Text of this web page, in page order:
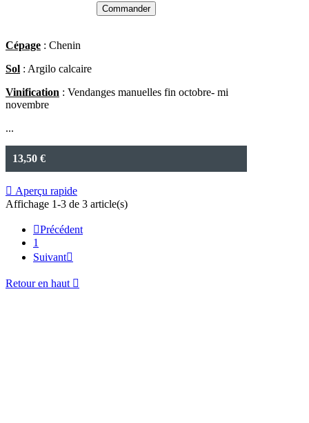
Commander
Cépage : Chenin
Sol : Argilo calcaire
Vinification : Vendanges manuelles fin octobre- mi
novembre
...
13,50 €
 Aperçu rapide
Affichage 1-3 de 3 article(s)
Précédent
1
Suivant
Retour en haut 